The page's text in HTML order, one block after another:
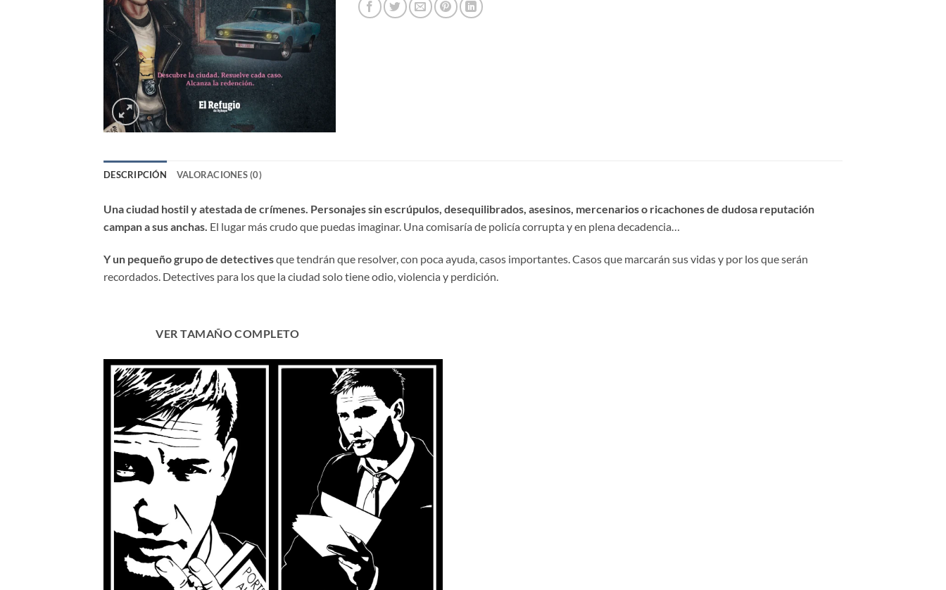
DESCRIPCIÓN VALORACIONES (0)
Una ciudad hostil y atestada de crímenes. Personajes sin escrúpulos, desequilibrados, asesinos, mercenarios o ricachones de dudosa reputación
campan a sus anchas. El lugar más crudo que puedas imaginar. Una comisaría de policía corrupta y en plena decadencia…
Y un pequeño grupo de detectivesque tendrán que resolver, con poca ayuda, casos importantes. Casos que marcarán sus vidas y por los que serán
recordados. Detectives para los que la ciudad solo tiene odio, violencia y perdición.
VER TAMAÑO COMPLETO